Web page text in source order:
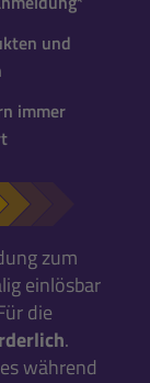
und
immer
zum
einlösbar
die
.
während